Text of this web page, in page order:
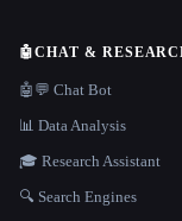
🤖CHAT &
🤖💬 Chat Bot
📊 Data Analysis
🎓 Research Assistant
🔍 Search Engines